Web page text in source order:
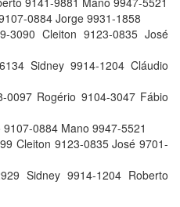
0884 Jorge 9931-1858
3090 Cleiton 9123-0835 José
Sidney 9914-1204 Cláudio
Rogério 9104-3047 Fábio
0884 Mano 9947-5521
Cleiton 9123-0835 José 9701-
Sidney 9914-1204 Roberto